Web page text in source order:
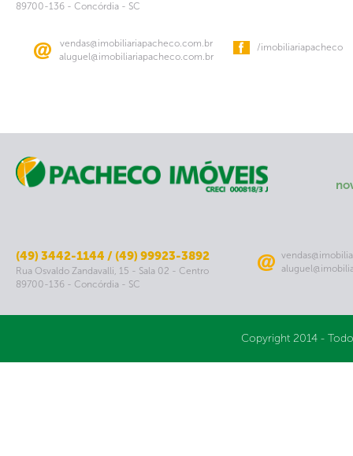
89700-136 - Concórdia - SC
vendas@imobiliariapacheco.com.br
aluguel@imobiliariapacheco.com.br
/imobiliariapacheco
(49) 3442-1144 / (49) 99923-3892
Rua Osvaldo Zandavalli, 15 - Sala 02 - Centro
89700-136 - Concórdia - SC
Copyright 2014 -